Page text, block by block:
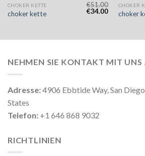
CHOKER KETTE
choker kette
€51.00
€34.00
CHOKER
choker
NEHMEN SIE KONTAKT MIT UNS
Adresse:4906 Ebbtide Way, San
States
Telefon: +1 646 868 9032
RICHTLINIEN